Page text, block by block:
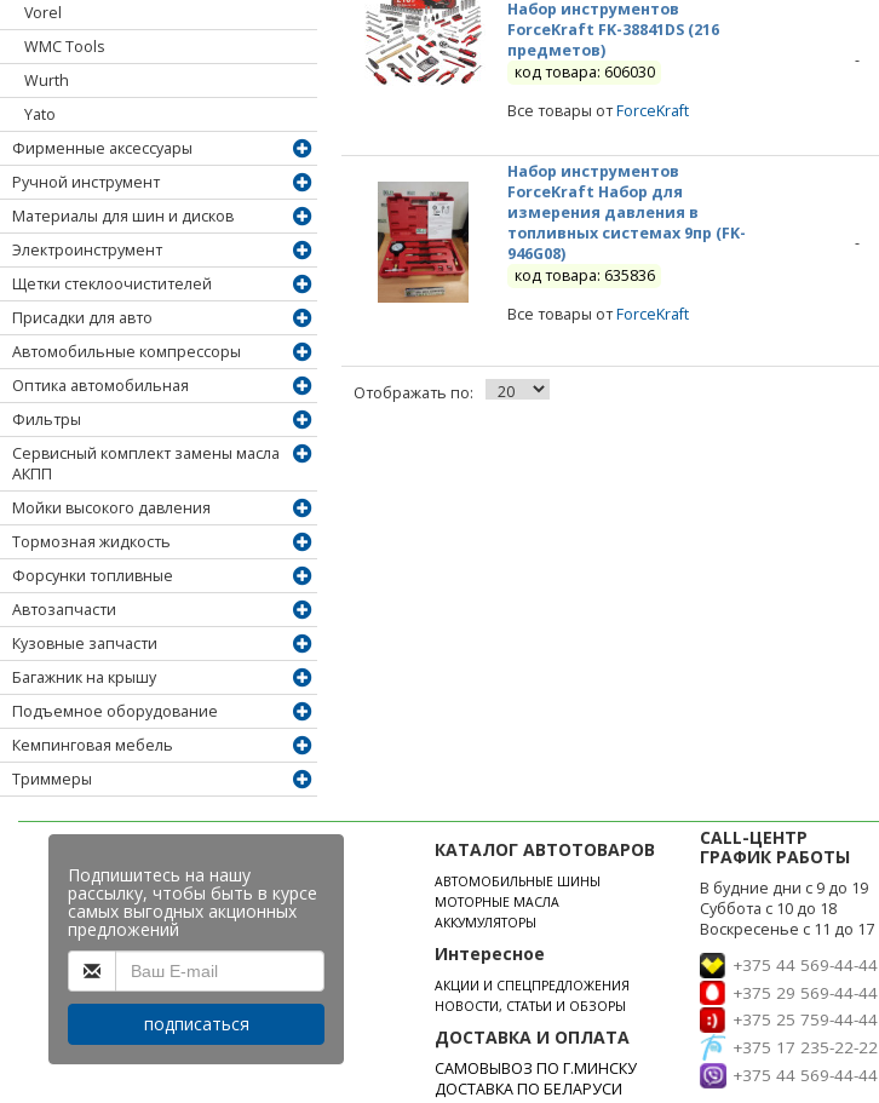
Vorel
WMC Tools
Wurth
Yato
Фирменные аксессуары
Ручной инструмент
Материалы для шин и дисков
Электроинструмент
Щетки стеклоочистителей
Присадки для авто
Автомобильные компрессоры
Оптика автомобильная
Фильтры
Сервисный комплект замены масла
АКПП
Мойки высокого давления
Тормозная жидкость
Форсунки топливные
Автозапчасти
Кузовные запчасти
Багажник на крышу
Подъемное оборудование
Кемпинговая мебель
Триммеры
Набор инструментов
ForceKraft FK-38841DS (216
предметов)
код товара: 606030
Все товары отForceKraft
-
Набор инструментов
ForceKraft Набор для
измерения давления в
топливных системах 9пр (FK-
946G08)
код товара: 635836
Все товары отForceKraft
-
Отображать по:
Подпишитесь на нашу
рассылку, чтобы быть в курсе
самых выгодных акционных
предложений
подписаться
КАТАЛОГ АВТОТОВАРОВ
АВТОМОБИЛЬНЫЕ ШИНЫ
МОТОРНЫЕ МАСЛА
АККУМУЛЯТОРЫ
Интересное
АКЦИИ И СПЕЦПРЕДЛОЖЕНИЯ
НОВОСТИ, СТАТЬИ И ОБЗОРЫ
ДОСТАВКА И ОПЛАТА
САМОВЫВОЗ ПО Г.МИНСКУ
ДОСТАВКА ПО БЕЛАРУСИ
CALL-ЦЕНТР
ГРАФИК РАБОТЫ
В будние дни с 9 до 19
Суббота с 10 до 18
Воскресенье с 11 до 17
+375 44 569-44-44
+375 29 569-44-44
+375 25 759-44-44
+375 17 235-22-22
+375 44 569-44-44